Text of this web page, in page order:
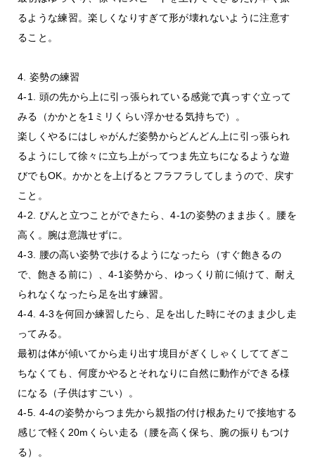
るような練習。楽しくなりすぎて形が壊れないように注意す
ること。
4. 姿勢の練習
4-1. 頭の先から上に引っ張られている感覚で真っすぐ立って
みる（かかとを1ミリくらい浮かせる気持ちで）。
楽しくやるにはしゃがんだ姿勢からどんどん上に引っ張られ
るようにして徐々に立ち上がってつま先立ちになるような遊
びでもOK。かかとを上げるとフラフラしてしまうので、戻す
こと。
4-2. ぴんと立つことができたら、4-1の姿勢のまま歩く。腰を
高く。腕は意識せずに。
4-3. 腰の高い姿勢で歩けるようになったら（すぐ飽きるの
で、飽きる前に）、4-1姿勢から、ゆっくり前に傾けて、耐え
られなくなったら足を出す練習。
4-4. 4-3を何回か練習したら、足を出した時にそのまま少し走
ってみる。
最初は体が傾いてから走り出す境目がぎくしゃくしててぎこ
ちなくても、何度かやるとそれなりに自然に動作ができる様
になる（子供はすごい）。
4-5. 4-4の姿勢からつま先から親指の付け根あたりで接地する
感じで軽く20mくらい走る（腰を高く保ち、腕の振りもつけ
る）。